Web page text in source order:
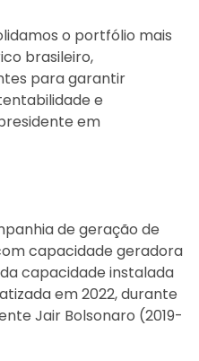
o portfólio mais
brasileiro,
para garantir
e
em
de geração de
capacidade geradora
capacidade instalada
em 2022, durante
Jair Bolsonaro (2019-